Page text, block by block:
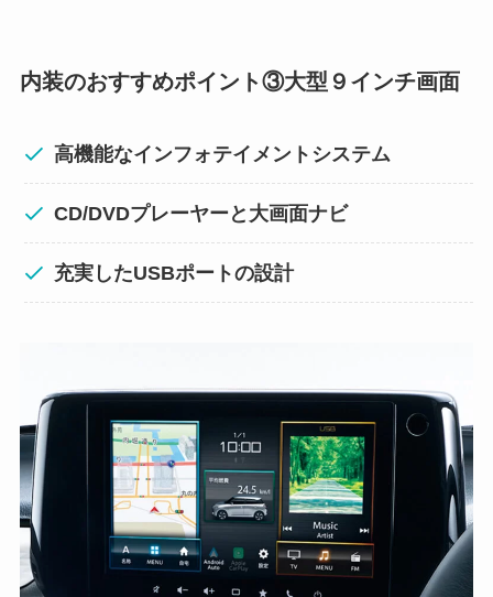
内装のおすすめポイント③大型９インチ画面
高機能なインフォテイメントシステム
CD/DVDプレーヤーと大画面ナビ
充実したUSBポートの設計